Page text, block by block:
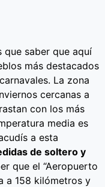
que saber que aquí
más destacados
La zona
cercanas a
con los más
media es
a esta
de soltero y
que el “Aeropuerto
a 158 kilómetros y